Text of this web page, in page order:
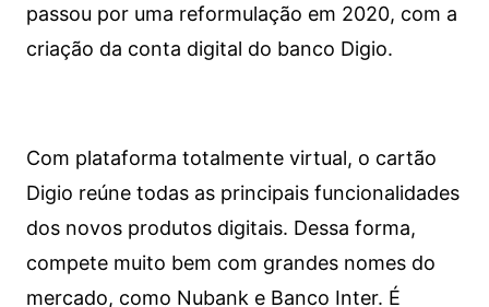
passou por uma reformulação em 2020, com a
criação da conta digital do banco Digio.
Com plataforma totalmente virtual, o cartão
Digio reúne todas as principais funcionalidades
dos novos produtos digitais. Dessa forma,
compete muito bem com grandes nomes do
mercado, como Nubank e Banco Inter. É